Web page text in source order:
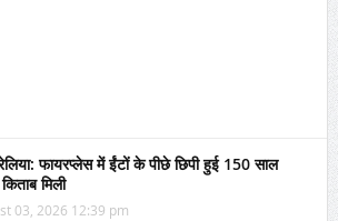
फायरप्लेस में ईंटों के पीछे छिपी हुई 150 साल
मिली
03, 2026 12:39 pm